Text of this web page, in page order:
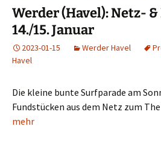
Werder (Havel): Netz-
14./15. Januar
2023-01-15 Werder Havel
Havel
Die kleine bunte Surfparade am
Fundstücken aus dem Netz zum
mehr